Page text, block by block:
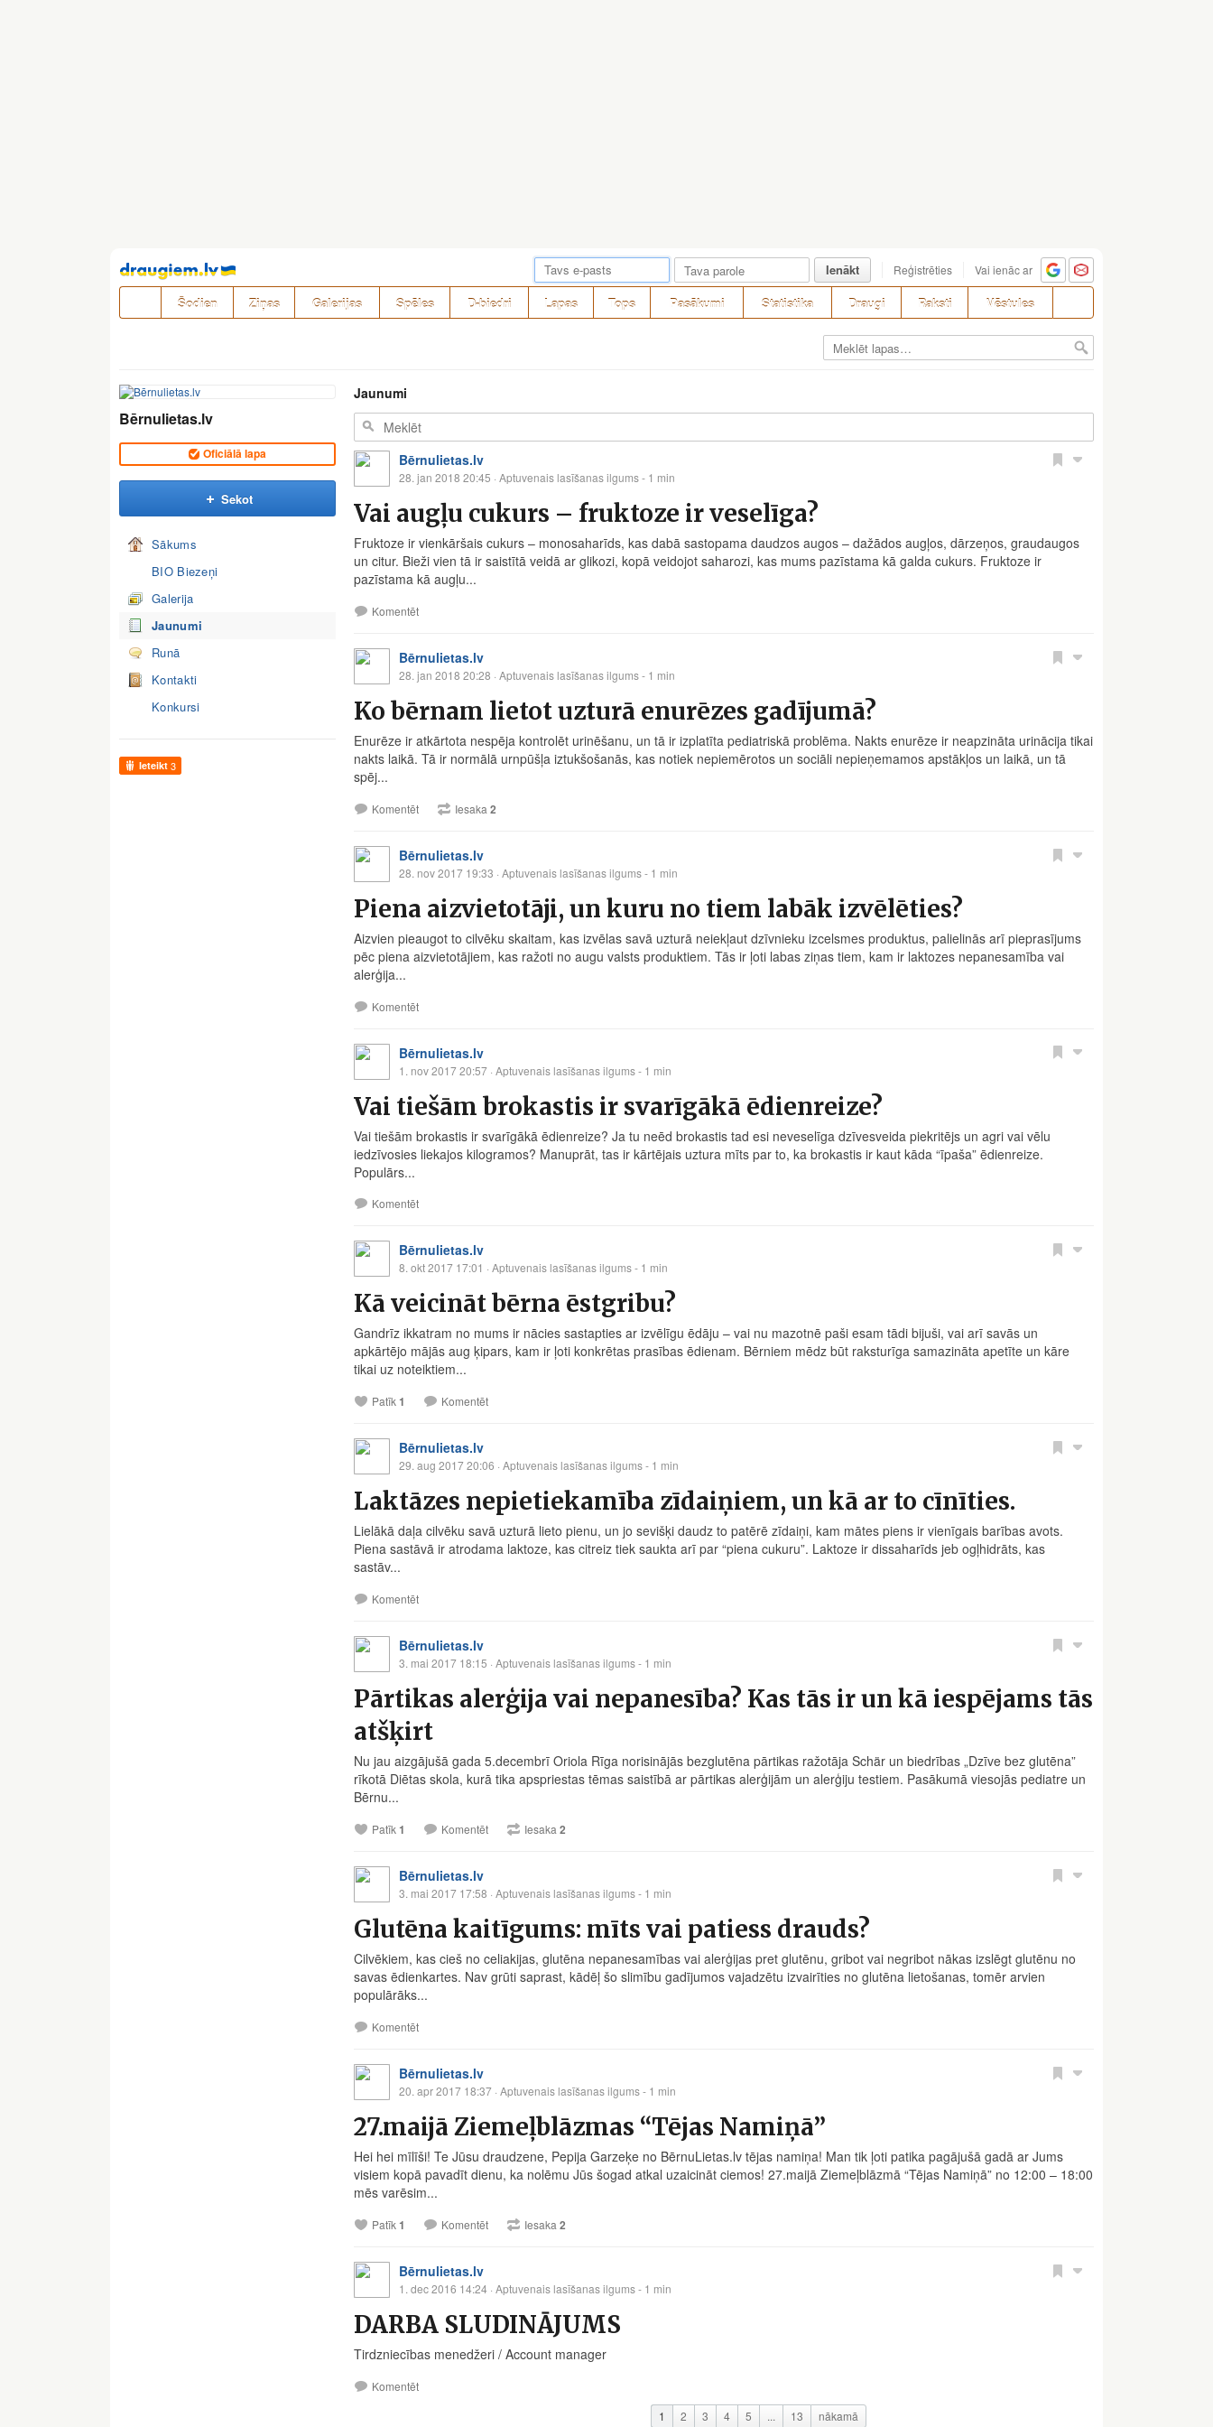
Pāriet
uz
saturu
Ienākt Reģistrēties Vai ienāc ar
Šodien Ziņas Galerijas Spēles D-biedri Lapas Tops Pasākumi Statistika Draugi Raksti Vēstules
Bērnulietas.lv
Oficiālā lapa
Sekot
Sākums
BIO Biezeņi
Galerija
Jaunumi
Runā
Kontakti
Konkursi
Ieteikt 3
Jaunumi
Bērnulietas.lv
28. jan 2018 20:45 · Aptuvenais lasīšanas ilgums - 1 min
Vai augļu cukurs – fruktoze ir veselīga?
Fruktoze ir vienkāršais cukurs – monosaharīds, kas dabā sastopama daudzos augos – dažādos augļos, dārzeņos, graudaugos
un citur. Bieži vien tā ir saistītā veidā ar glikozi, kopā veidojot saharozi, kas mums pazīstama kā galda cukurs. Fruktoze ir
pazīstama kā augļu...
Komentēt
Bērnulietas.lv
28. jan 2018 20:28 · Aptuvenais lasīšanas ilgums - 1 min
Ko bērnam lietot uzturā enurēzes gadījumā?
Enurēze ir atkārtota nespēja kontrolēt urinēšanu, un tā ir izplatīta pediatriskā problēma. Nakts enurēze ir neapzināta urinācija tikai
nakts laikā. Tā ir normālā urnpūšļa iztukšošanās, kas notiek nepiemērotos un sociāli nepieņemamos apstākļos un laikā, un tā
spēj...
Komentēt Iesaka 2
Bērnulietas.lv
28. nov 2017 19:33 · Aptuvenais lasīšanas ilgums - 1 min
Piena aizvietotāji, un kuru no tiem labāk izvēlēties?
Aizvien pieaugot to cilvēku skaitam, kas izvēlas savā uzturā neiekļaut dzīvnieku izcelsmes produktus, palielinās arī pieprasījums
pēc piena aizvietotājiem, kas ražoti no augu valsts produktiem. Tās ir ļoti labas ziņas tiem, kam ir laktozes nepanesamība vai
alerģija...
Komentēt
Bērnulietas.lv
1. nov 2017 20:57 · Aptuvenais lasīšanas ilgums - 1 min
Vai tiešām brokastis ir svarīgākā ēdienreize?
Vai tiešām brokastis ir svarīgākā ēdienreize? Ja tu neēd brokastis tad esi neveselīga dzīvesveida piekritējs un agri vai vēlu
iedzīvosies liekajos kilogramos? Manuprāt, tas ir kārtējais uztura mīts par to, ka brokastis ir kaut kāda “īpaša” ēdienreize.
Populārs...
Komentēt
Bērnulietas.lv
8. okt 2017 17:01 · Aptuvenais lasīšanas ilgums - 1 min
Kā veicināt bērna ēstgribu?
Gandrīz ikkatram no mums ir nācies sastapties ar izvēlīgu ēdāju – vai nu mazotnē paši esam tādi bijuši, vai arī savās un
apkārtējo mājās aug ķipars, kam ir ļoti konkrētas prasības ēdienam. Bērniem mēdz būt raksturīga samazināta apetīte un kāre
tikai uz noteiktiem...
Patīk1 Komentēt
Bērnulietas.lv
29. aug 2017 20:06 · Aptuvenais lasīšanas ilgums - 1 min
Laktāzes nepietiekamība zīdaiņiem, un kā ar to cīnīties.
Lielākā daļa cilvēku savā uzturā lieto pienu, un jo sevišķi daudz to patērē zīdaiņi, kam mātes piens ir vienīgais barības avots.
Piena sastāvā ir atrodama laktoze, kas citreiz tiek saukta arī par “piena cukuru”. Laktoze ir dissaharīds jeb ogļhidrāts, kas
sastāv...
Komentēt
Bērnulietas.lv
3. mai 2017 18:15 · Aptuvenais lasīšanas ilgums - 1 min
Pārtikas alerģija vai nepanesība? Kas tās ir un kā iespējams tās
atšķirt
Nu jau aizgājušā gada 5.decembrī Oriola Rīga norisinājās bezglutēna pārtikas ražotāja Schär un biedrības „Dzīve bez glutēna”
rīkotā Diētas skola, kurā tika apspriestas tēmas saistībā ar pārtikas alerģijām un alerģiju testiem. Pasākumā viesojās pediatre un
Bērnu...
Patīk1 Komentēt Iesaka 2
Bērnulietas.lv
3. mai 2017 17:58 · Aptuvenais lasīšanas ilgums - 1 min
Glutēna kaitīgums: mīts vai patiess drauds?
Cilvēkiem, kas cieš no celiakijas, glutēna nepanesamības vai alerģijas pret glutēnu, gribot vai negribot nākas izslēgt glutēnu no
savas ēdienkartes. Nav grūti saprast, kādēļ šo slimību gadījumos vajadzētu izvairīties no glutēna lietošanas, tomēr arvien
populārāks...
Komentēt
Bērnulietas.lv
20. apr 2017 18:37 · Aptuvenais lasīšanas ilgums - 1 min
27.maijā Ziemeļblāzmas “Tējas Namiņā”
Hei hei mīlīši! Te Jūsu draudzene, Pepija Garzeķe no BērnuLietas.lv tējas namiņa! Man tik ļoti patika pagājušā gadā ar Jums
visiem kopā pavadīt dienu, ka nolēmu Jūs šogad atkal uzaicināt ciemos! 27.maijā Ziemeļblāzmā “Tējas Namiņā” no 12:00 – 18:00
mēs varēsim...
Patīk1 Komentēt Iesaka 2
Bērnulietas.lv
1. dec 2016 14:24 · Aptuvenais lasīšanas ilgums - 1 min
DARBA SLUDINĀJUMS
Tirdzniecības menedžeri / Account manager
Komentēt
1
2 3 4 5 ... 13 nākamā